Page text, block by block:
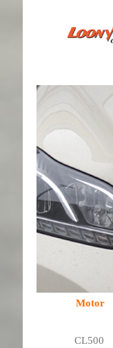
Motor
CL500